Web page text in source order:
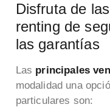
Disfruta de
renting de
las garantías
Las principales
modalidad una
particulares son: